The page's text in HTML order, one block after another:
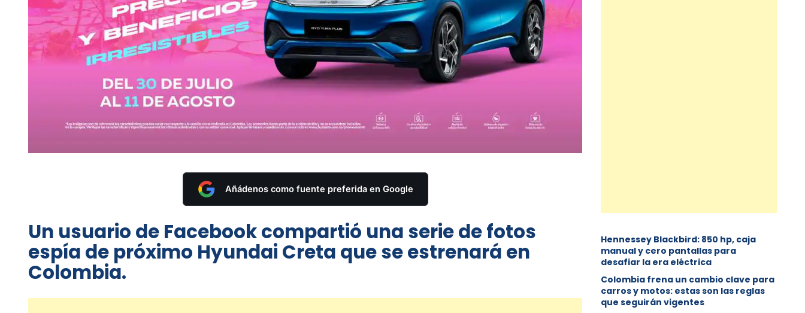
Añádenos como fuente preferida en Google
Un usuario de Facebook compartió una serie de fotos
espía de próximo Hyundai Creta que se estrenará en
Colombia.
Hennessey Blackbird: 850 hp, caja
manual y cero pantallas para
desafiar la era eléctrica
Colombia frena un cambio clave para
carros y motos: estas son las reglas
que seguirán vigentes